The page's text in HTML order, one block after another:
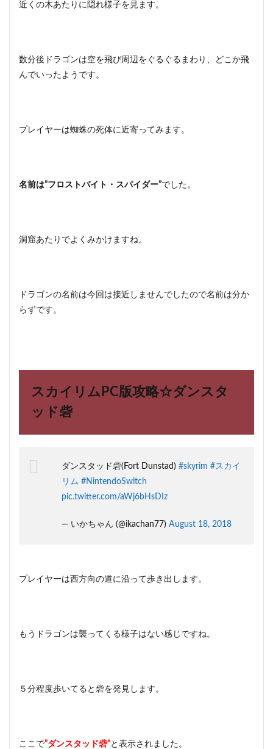
近くの木あたりに隠れ様子を見ます。
数分後ドラゴンは空を飛び周辺をぐるぐるまわり、どこか飛
んでいったようです。
プレイヤーは蜘蛛の死体に近寄ってみます。
名前は”フロストバイト・スパイダー”でした。
洞窟あたりでよくみかけますね。
ドラゴンの名前は今回は接近しませんでしたので名前は分か
らずです。
スカイリムPC版攻略☆ダンスタ
ッド砦
ダンスタッド砦(Fort Dunstad) #skyrim #スカイ
リム #NintendoSwitch
pic.twitter.com/aWj6bHsDIz
— いかちゃん (@ikachan77) August 18, 2018
プレイヤーは西方向の道に沿って歩き出します。
もうドラゴンは襲ってくる様子はない感じですね。
５分程度歩いてると砦を発見します。
ここで”ダンスタッド砦”と表示されました。